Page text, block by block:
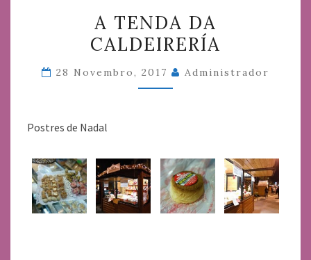
TENDA
DA
A TENDA DA
CALDEIRERÍA
28 Novembro, 2017 Administrador
Postres de Nadal